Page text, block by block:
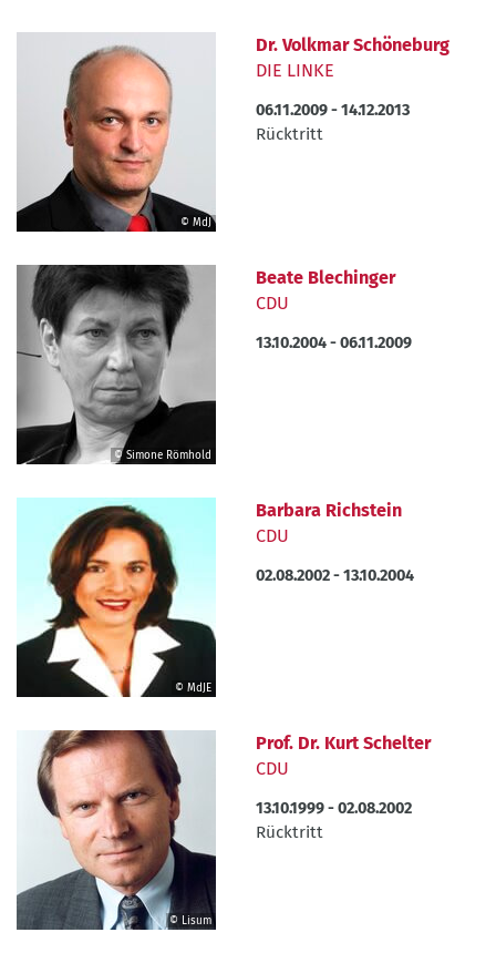
MdF/J.
Bergmann
MdJ
© MdJ
Dr. Volkmar Schöneburg
DIE LINKE
06.11.2009-14.12.2013
Beendet
Rücktritt
Simone
Römhold
© Simone Römhold
Beate Blechinger
CDU
13.10.2004-06.11.2009
MdJE
© MdJE
Barbara Richstein
CDU
02.08.2002-13.10.2004
© Lisum
Prof. Dr. Kurt Schelter
CDU
13.10.1999-02.08.2002
Beendet
Rücktritt